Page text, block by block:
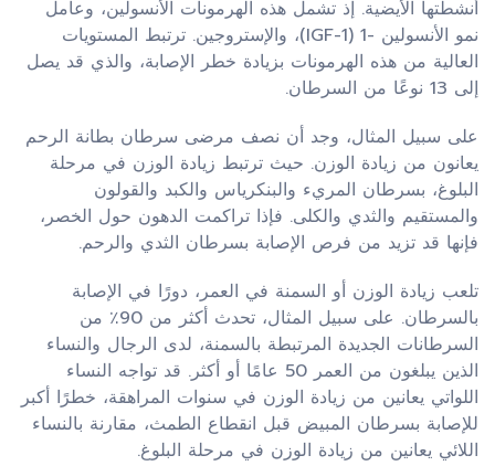
أنشطتها الأيضية. إذ تشمل هذه الهرمونات الأنسولين، وعامل
نمو الأنسولين -1 (IGF-1)، والإستروجين. ترتبط المستويات
العالية من هذه الهرمونات بزيادة خطر الإصابة، والذي قد يصل
إلى 13 نوعًا من السرطان.
على سبيل المثال، وجد أن نصف مرضى سرطان بطانة الرحم
يعانون من زيادة الوزن. حيث ترتبط زيادة الوزن في مرحلة
البلوغ، بسرطان المريء والبنكرياس والكبد والقولون
والمستقيم والثدي والكلى. فإذا تراكمت الدهون حول الخصر،
فإنها قد تزيد من فرص الإصابة بسرطان الثدي والرحم.
تلعب زيادة الوزن أو السمنة في العمر، دورًا في الإصابة
بالسرطان. على سبيل المثال، تحدث أكثر من 90٪ من
السرطانات الجديدة المرتبطة بالسمنة، لدى الرجال والنساء
الذين يبلغون من العمر 50 عامًا أو أكثر. قد تواجه النساء
اللواتي يعانين من زيادة الوزن في سنوات المراهقة، خطرًا أكبر
للإصابة بسرطان المبيض قبل انقطاع الطمث، مقارنة بالنساء
اللائي يعانين من زيادة الوزن في مرحلة البلوغ.